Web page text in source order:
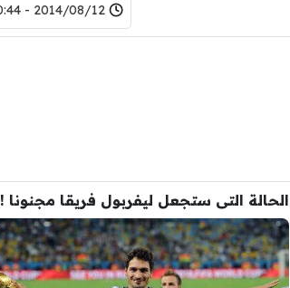
2014/08/12 - 00:44
الحالة التى ستجعل ليفربول فريقا مجنونا !